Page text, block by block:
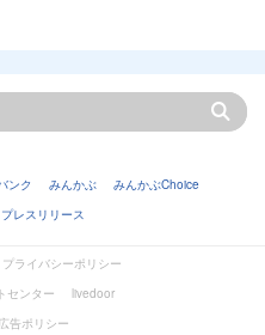
ンク みんかぶ
みんかぶChoice
プレスリリース
プライバシーポリシー
センター
livedoor
告ポリシー